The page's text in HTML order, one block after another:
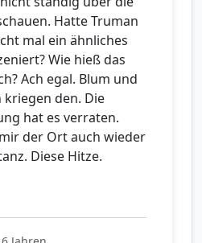
Hatte Truman
mal ein ähnliches
Wie hieß das
Ach egal. Blum und
kriegen den. Die
hat es verraten.
der Ort auch wieder
Diese Hitze.